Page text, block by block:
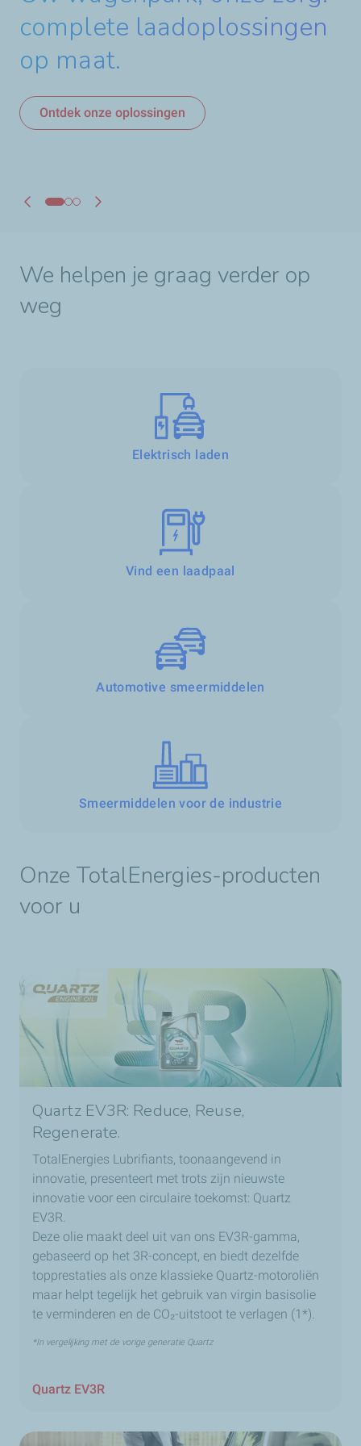
complete laadoplossingen
op maat.
Ontdek onze oplossingen
gamma smeermiddelen met
meer dan 50% geregenereerde
basisoliën in onze formuleringen.
Ontdek Nevastane
We helpen je graag verder op
weg
Elektrisch laden
Vind een laadpaal
Automotive smeermiddelen
Smeermiddelen voor de industrie
Onze TotalEnergies-producten
voor u
Quartz EV3R: Reduce, Reuse,
Regenerate.
TotalEnergies Lubrifiants, toonaangevend in
innovatie, presenteert met trots zijn nieuwste
innovatie voor een circulaire toekomst: Quartz
EV3R.
Deze olie maakt deel uit van ons EV3R-gamma,
gebaseerd op het 3R-concept, en biedt dezelfde
topprestaties als onze klassieke Quartz-motoroliën
maar helpt tegelijk het gebruik van virgin basisolie
te verminderen en de CO₂-uitstoot te verlagen (1*).
*In vergelijking met de vorige generatie Quartz
Quartz EV3R